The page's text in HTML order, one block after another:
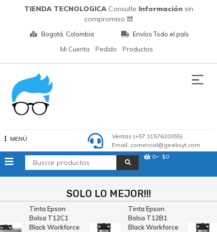
TIENDA TECNOLOGICAConsulte Información sin
compromiso !!!
Bogotá, Colombia
Envíos Todo el país
Mi Cuenta
Pedido Productos
MENÚ
Ventas (+57 3157620355)
Email: comercial@geeksyt.com
0
$0
SOLO LO MEJOR!!!
Tinta Epson
Bolsa T12C1
Black Workforce
Tinta Epson
Bolsa T12B1
Black Workforce